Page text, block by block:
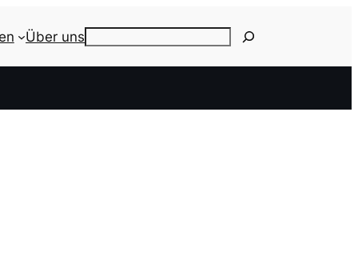
Über uns